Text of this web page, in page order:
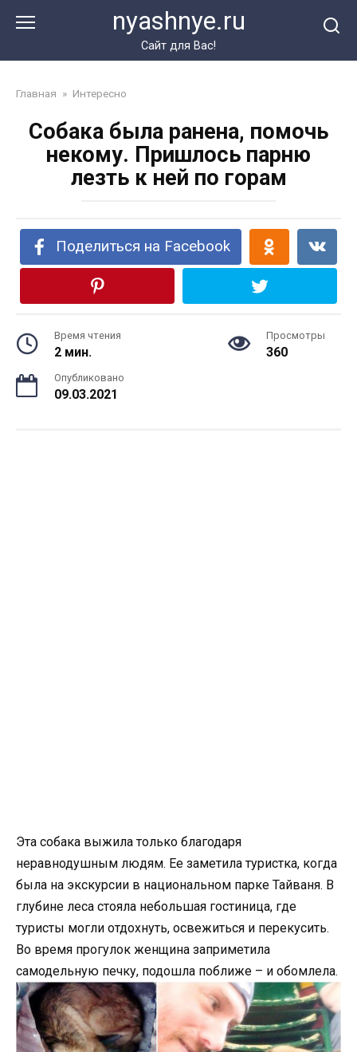
nyashnye.ru
Сайт для Вас!
Главная » Интересно
Собака была ранена, помочь
некому. Пришлось парню
лезть к ней по горам
Поделиться на Facebook
Время чтения
2 мин.
Просмотры
360
Опубликовано
09.03.2021
Эта собака выжила только благодаря
неравнодушным людям. Ее заметила туристка, когда
была на экскурсии в национальном парке Тайваня. В
глубине леса стояла небольшая гостиница, где
туристы могли отдохнуть, освежиться и перекусить.
Во время прогулок женщина заприметила
самодельную печку, подошла поближе – и обомлела.